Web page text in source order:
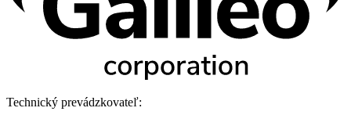
Technický prevádzkovateľ: